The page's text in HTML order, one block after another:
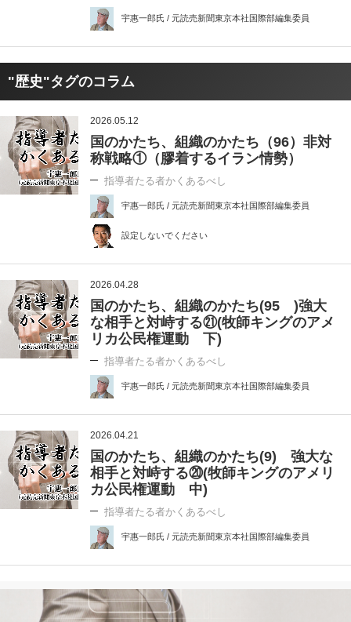
宇惠一郎氏 / 元読売新聞東京本社国際部編集委員
"歴史"タグのコラム
2026.05.12
国のかたち、組織のかたち（96）非対
称戦略①（膠着するイラン情勢）
指導者たる者かくあるべし
宇惠一郎氏 / 元読売新聞東京本社国際部編集委員
設定しないでください
2026.04.28
国のかたち、組織のかたち(95 )強大
な相手と対峙する㉑(牧師キングのアメ
リカ公民権運動 下)
指導者たる者かくあるべし
宇惠一郎氏 / 元読売新聞東京本社国際部編集委員
2026.04.21
国のかたち、組織のかたち(9) 強大な
相手と対峙する⑳(牧師キングのアメリ
カ公民権運動 中)
指導者たる者かくあるべし
宇惠一郎氏 / 元読売新聞東京本社国際部編集委員